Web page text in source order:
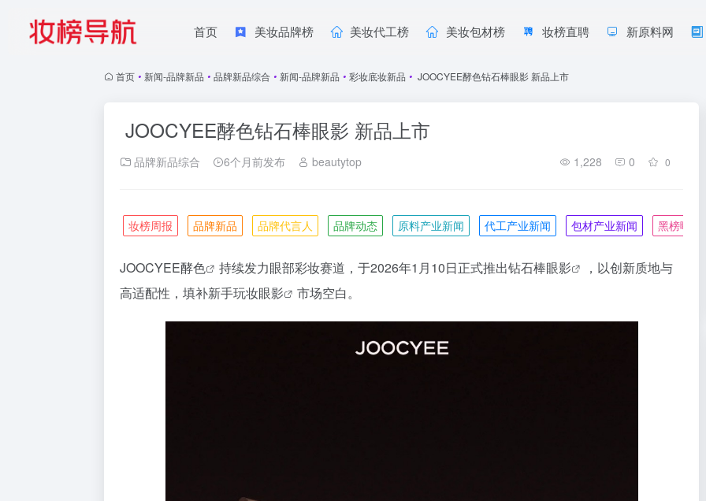
首页 美妆品牌榜 美妆代工榜 美妆包材榜 妆榜直聘 新原料网
首页 • 新闻-品牌新品 • 品牌新品综合 • 新闻-品牌新品 • 彩妆底妆新品 • JOOCYEE酵色钻石棒眼影 新品上市
JOOCYEE酵色钻石棒眼影 新品上市
品牌新品综合 6个月前发布 beautytop 1,228 0 0
妆榜周报 品牌新品 品牌代言人 品牌动态 原料产业新闻 代工产业新闻 包材产业新闻 黑榜曝光台
JOOCYEE酵色 持续发力眼部彩妆赛道，于2026年1月10日正式推出钻石棒眼影
，以创新质地与
高适配性，填补新手玩妆眼影 市场空白。